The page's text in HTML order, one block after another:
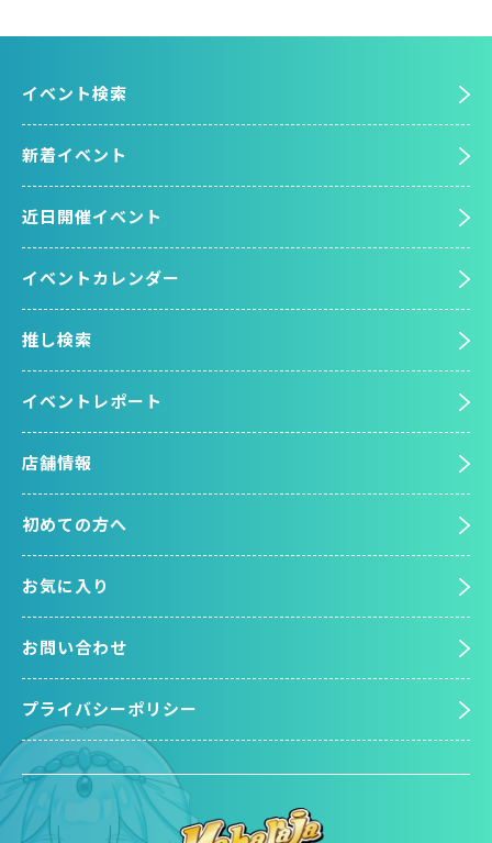
イベント検索
新着イベント
近日開催イベント
イベントカレンダー
推し検索
イベントレポート
店舗情報
初めての方へ
お気に入り
お問い合わせ
プライバシーポリシー